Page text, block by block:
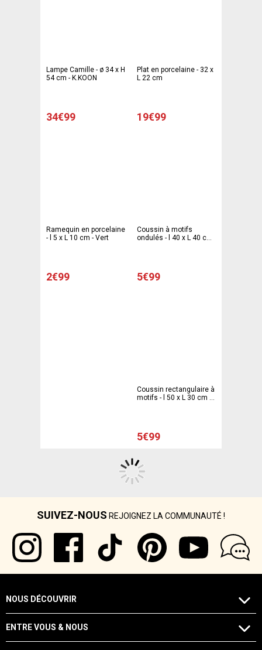
Lampe Camille - ø 34 x H
54 cm - K.KOON
34€99
Plat en porcelaine - 32 x
L 22 cm
19€99
Ramequin en porcelaine
- l 5 x L 10 cm - Vert
2€99
Coussin à motifs
ondulés - l 40 x L 40 cm
5€99
Coussin rectangulaire à
motifs - l 50 x L 30 cm -
5€99
SUIVEZ-NOUS REJOIGNEZ LA COMMUNAUTÉ !
NOUS DÉCOUVRIR
ENTRE VOUS & NOUS